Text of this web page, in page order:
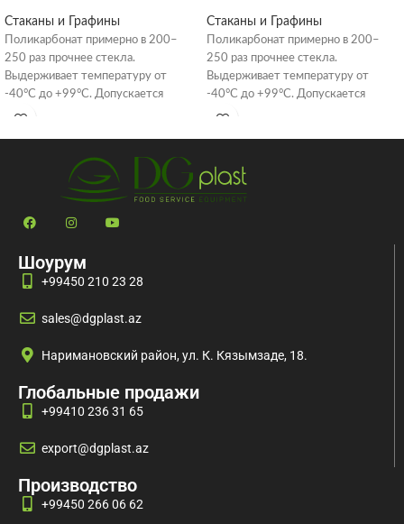
Стаканы и Графины
Поликарбонат примерно в 200–
250 раз прочнее стекла.
Выдерживает температуру от
-40°C до +99°C. Допускается
мойка в посудомоечной машине при
Стаканы и Графины
Поликарбонат примерно в 200–
250 раз прочнее стекла.
Выдерживает температуру от
-40°C до +99°C. Допускается
мойка в посудомоечной машине при
Шоурум
+99450 210 23 28
sales@dgplast.az
Наримановский район, ул. К. Кязымзаде, 18.
Глобальные продажи
+99410 236 31 65
export@dgplast.az
Производство
+99450 266 06 62